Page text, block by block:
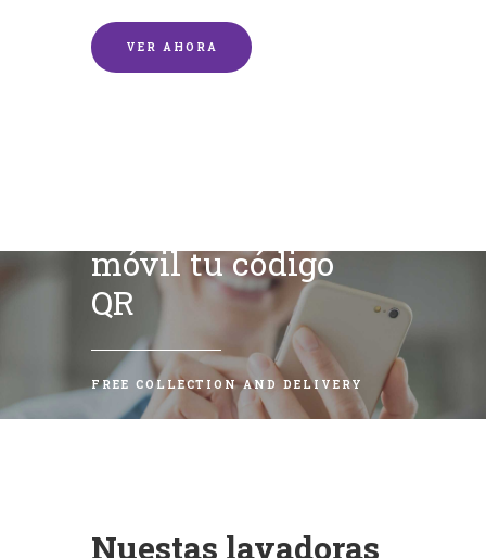
VER AHORA
móvil tu código
QR
FREE COLLECTION AND DELIVERY
Nuestas lavadoras